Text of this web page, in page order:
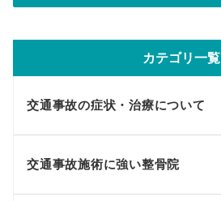
カテゴリ一覧
交通事故の症状・治療について
交通事故施術に強い整骨院